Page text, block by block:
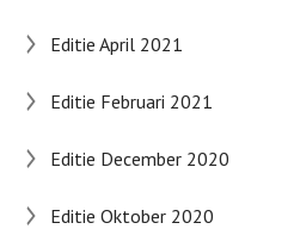
Editie April 2021
Editie Februari 2021
Editie December 2020
Editie Oktober 2020